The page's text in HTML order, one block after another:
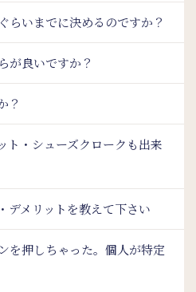
らいまでに決めるのですか？
が良いですか？
？
ト・シューズクロークも出来
デメリットを教えて下さい
を押しちゃった。個人が特定